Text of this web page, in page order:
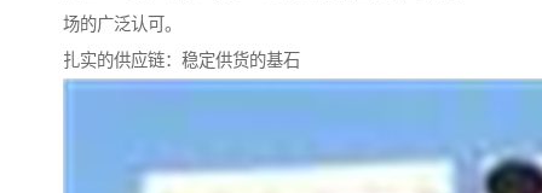
场的广泛认可。
扎实的供应链：稳定供货的基石